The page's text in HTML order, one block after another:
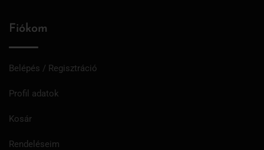
Fiókom
Belépés / Regisztráció
Profil adatok
Kosár
Rendeléseim